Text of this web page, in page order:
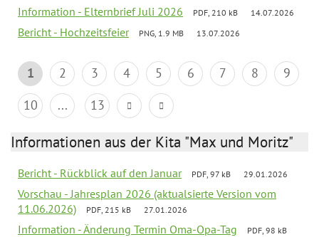
Information - Elternbrief Juli 2026 PDF, 210 kB 14.07.2026
Bericht - Hochzeitsfeier PNG, 1.9 MB 13.07.2026
1 2 3 4 5 6 7 8
9
10
... 13
Informationen aus der Kita "Max und Moritz"
Bericht - Rückblick auf den Januar PDF, 97 kB 29.01.2026
Vorschau - Jahresplan 2026 (aktualsierte Version vom
11.06.2026)
PDF, 215 kB 27.01.2026
Information - Änderung Termin Oma-Opa-Tag
PDF, 98 kB